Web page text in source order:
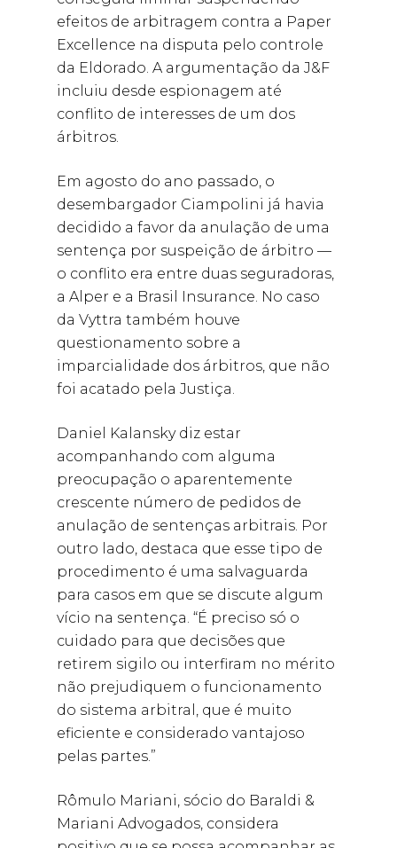
efeitos de arbitragem contra a Paper
Excellence na disputa pelo controle
da Eldorado. A argumentação da J&F
incluiu desde espionagem até
conflito de interesses de um dos
árbitros.
Em agosto do ano passado, o
desembargador Ciampolini já havia
decidido a favor da anulação de uma
sentença por suspeição de árbitro —
o conflito era entre duas seguradoras,
a Alper e a Brasil Insurance. No caso
da Vyttra também houve
questionamento sobre a
imparcialidade dos árbitros, que não
foi acatado pela Justiça.
Daniel Kalansky diz estar
acompanhando com alguma
preocupação o aparentemente
crescente número de pedidos de
anulação de sentenças arbitrais. Por
outro lado, destaca que esse tipo de
procedimento é uma salvaguarda
para casos em que se discute algum
vício na sentença. “É preciso só o
cuidado para que decisões que
retirem sigilo ou interfiram no mérito
não prejudiquem o funcionamento
do sistema arbitral, que é muito
eficiente e considerado vantajoso
pelas partes.”
Rômulo Mariani, sócio do Baraldi &
Mariani Advogados, considera